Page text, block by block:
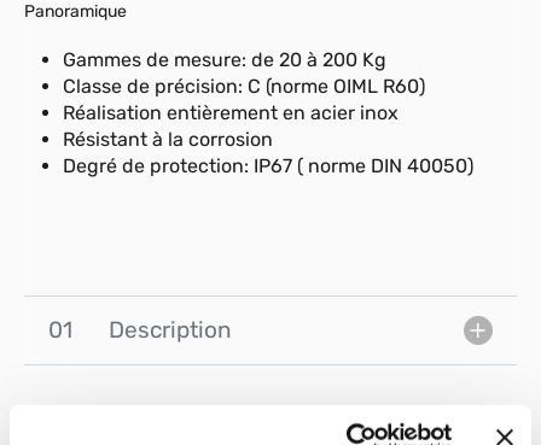
Panoramique
Gammes de mesure: de 20 à 200 Kg
Classe de précision: C (norme OIML R60)
Réalisation entièrement en acier inox
Résistant à la corrosion
Degré de protection: IP67 ( norme DIN 40050)
01 Description